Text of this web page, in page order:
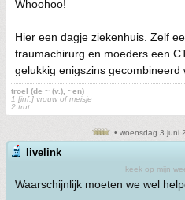
Whoohoo!
Hier een dagje ziekenhuis. Zelf
traumachirurg en moeders een
gelukkig enigszins gecombineerd
troel (de ~ (v.), ~en)
1 [inf.] vrouw of meisje
2 trut
• woensdag 3 juni
livelink
keek op mijn
Waarschijnlijk moeten we wel